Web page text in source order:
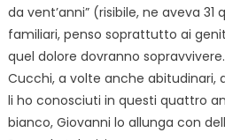
da vent’anni” (risibile, ne aveva 31
familiari, penso soprattutto ai
quel dolore dovranno
Cucchi, a volte anche abitudinari,
li ho conosciuti in questi quattro
bianco, Giovanni lo allunga con